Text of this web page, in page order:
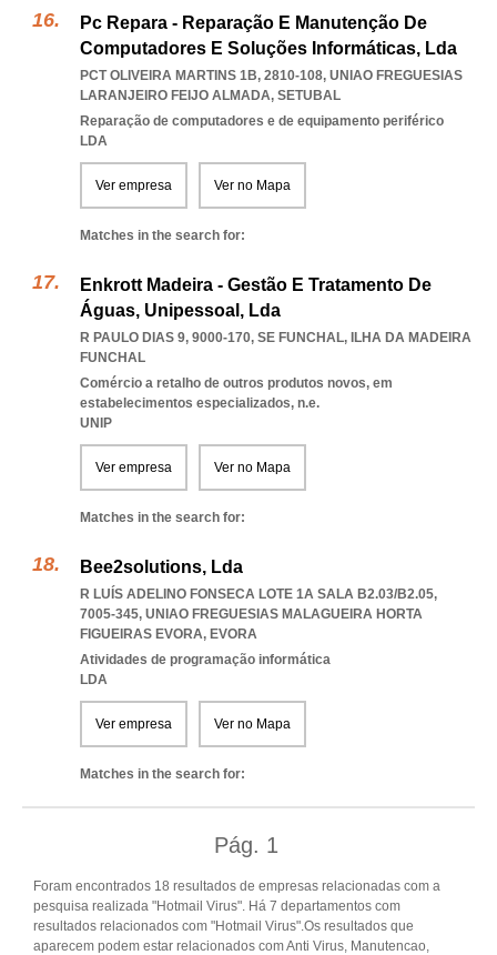
Pc Repara - Reparação E Manutenção De
Computadores E Soluções Informáticas, Lda
PCT OLIVEIRA MARTINS 1B, 2810-108, UNIAO FREGUESIAS
LARANJEIRO FEIJO ALMADA, SETUBAL
Reparação de computadores e de equipamento periférico
LDA
Ver empresa Ver no Mapa
Matches in the search for:
Enkrott Madeira - Gestão E Tratamento De
Águas, Unipessoal, Lda
R PAULO DIAS 9, 9000-170, SE FUNCHAL, ILHA DA MADEIRA
FUNCHAL
Comércio a retalho de outros produtos novos, em
estabelecimentos especializados, n.e.
UNIP
Ver empresa Ver no Mapa
Matches in the search for:
Bee2solutions, Lda
R LUÍS ADELINO FONSECA LOTE 1A SALA B2.03/B2.05,
7005-345, UNIAO FREGUESIAS MALAGUEIRA HORTA
FIGUEIRAS EVORA, EVORA
Atividades de programação informática
LDA
Ver empresa Ver no Mapa
Matches in the search for:
Pág. 1
Foram encontrados 18 resultados de empresas relacionadas com a
pesquisa realizada "Hotmail Virus". Há 7 departamentos com
resultados relacionados com "Hotmail Virus".Os resultados que
aparecem podem estar relacionados com Anti Virus, Manutencao,